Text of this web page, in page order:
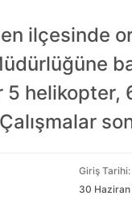
ilçesinde
5 helikopter,
Giriş Tarihi:
30